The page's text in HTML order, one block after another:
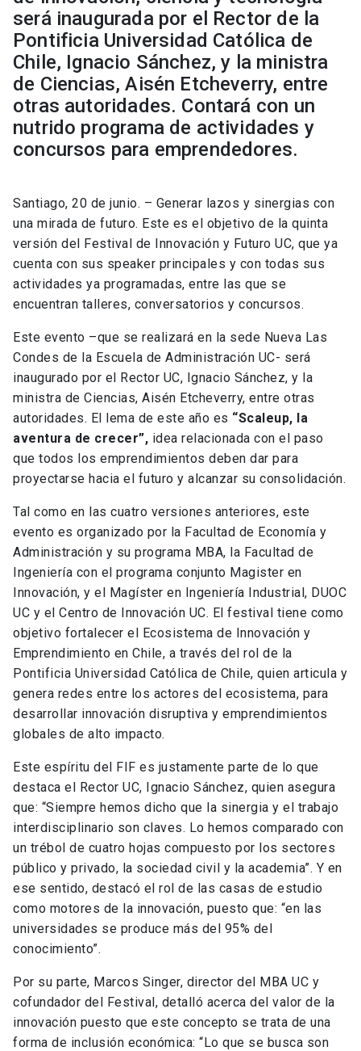
será inaugurada por el Rector de la
Pontificia Universidad Católica de
Chile, Ignacio Sánchez, y la ministra
de Ciencias, Aisén Etcheverry, entre
otras autoridades. Contará con un
nutrido programa de actividades y
concursos para emprendedores.
Santiago, 20 de junio. – Generar lazos y sinergias con
una mirada de futuro. Este es el objetivo de la quinta
versión del Festival de Innovación y Futuro UC, que ya
cuenta con sus speaker principales y con todas sus
actividades ya programadas, entre las que se
encuentran talleres, conversatorios y concursos.
Este evento –que se realizará en la sede Nueva Las
Condes de la Escuela de Administración UC- será
inaugurado por el Rector UC, Ignacio Sánchez, y la
ministra de Ciencias, Aisén Etcheverry, entre otras
autoridades. El lema de este año es “Scaleup, la
aventura de crecer”, idea relacionada con el paso
que todos los emprendimientos deben dar para
proyectarse hacia el futuro y alcanzar su consolidación.
Tal como en las cuatro versiones anteriores, este
evento es organizado por la Facultad de Economía y
Administración y su programa MBA, la Facultad de
Ingeniería con el programa conjunto Magister en
Innovación, y el Magíster en Ingeniería Industrial, DUOC
UC y el Centro de Innovación UC. El festival tiene como
objetivo fortalecer el Ecosistema de Innovación y
Emprendimiento en Chile, a través del rol de la
Pontificia Universidad Católica de Chile, quien articula y
genera redes entre los actores del ecosistema, para
desarrollar innovación disruptiva y emprendimientos
globales de alto impacto.
Este espíritu del FIF es justamente parte de lo que
destaca el Rector UC, Ignacio Sánchez, quien asegura
que: “Siempre hemos dicho que la sinergia y el trabajo
interdisciplinario son claves. Lo hemos comparado con
un trébol de cuatro hojas compuesto por los sectores
público y privado, la sociedad civil y la academia”. Y en
ese sentido, destacó el rol de las casas de estudio
como motores de la innovación, puesto que: “en las
universidades se produce más del 95% del
conocimiento”.
Por su parte, Marcos Singer, director del MBA UC y
cofundador del Festival, detalló acerca del valor de la
innovación puesto que este concepto se trata de una
forma de inclusión económica: “Lo que se busca son